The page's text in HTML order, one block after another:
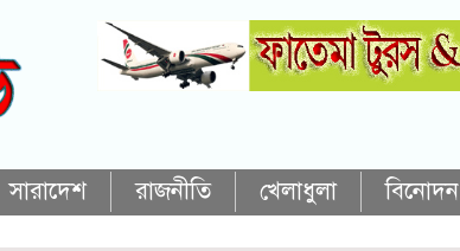
সারাদেশ রাজনীতি খেলাধুলা বিনোদন